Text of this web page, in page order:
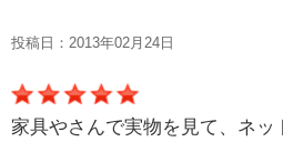
投稿日：2013年02月24日
家具やさんで実物を見て、ネッ